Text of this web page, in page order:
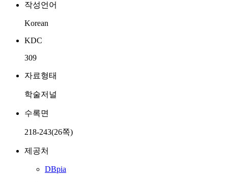
작성언어
Korean
KDC
309
자료형태
학술저널
수록면
218-243(26쪽)
제공처
DBpia